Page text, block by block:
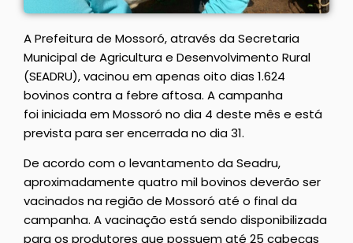
A Prefeitura de Mossoró, através da Secretaria
Municipal de Agricultura e Desenvolvimento Rural
(SEADRU), vacinou em apenas oito dias 1.624
bovinos contra a febre aftosa. A campanha
foi iniciada em Mossoró no dia 4 deste mês e está
prevista para ser encerrada no dia 31.
De acordo com o levantamento da Seadru,
aproximadamente quatro mil bovinos deverão ser
vacinados na região de Mossoró até o final da
campanha. A vacinação está sendo disponibilizada
para os produtores que possuem até 25 cabeças